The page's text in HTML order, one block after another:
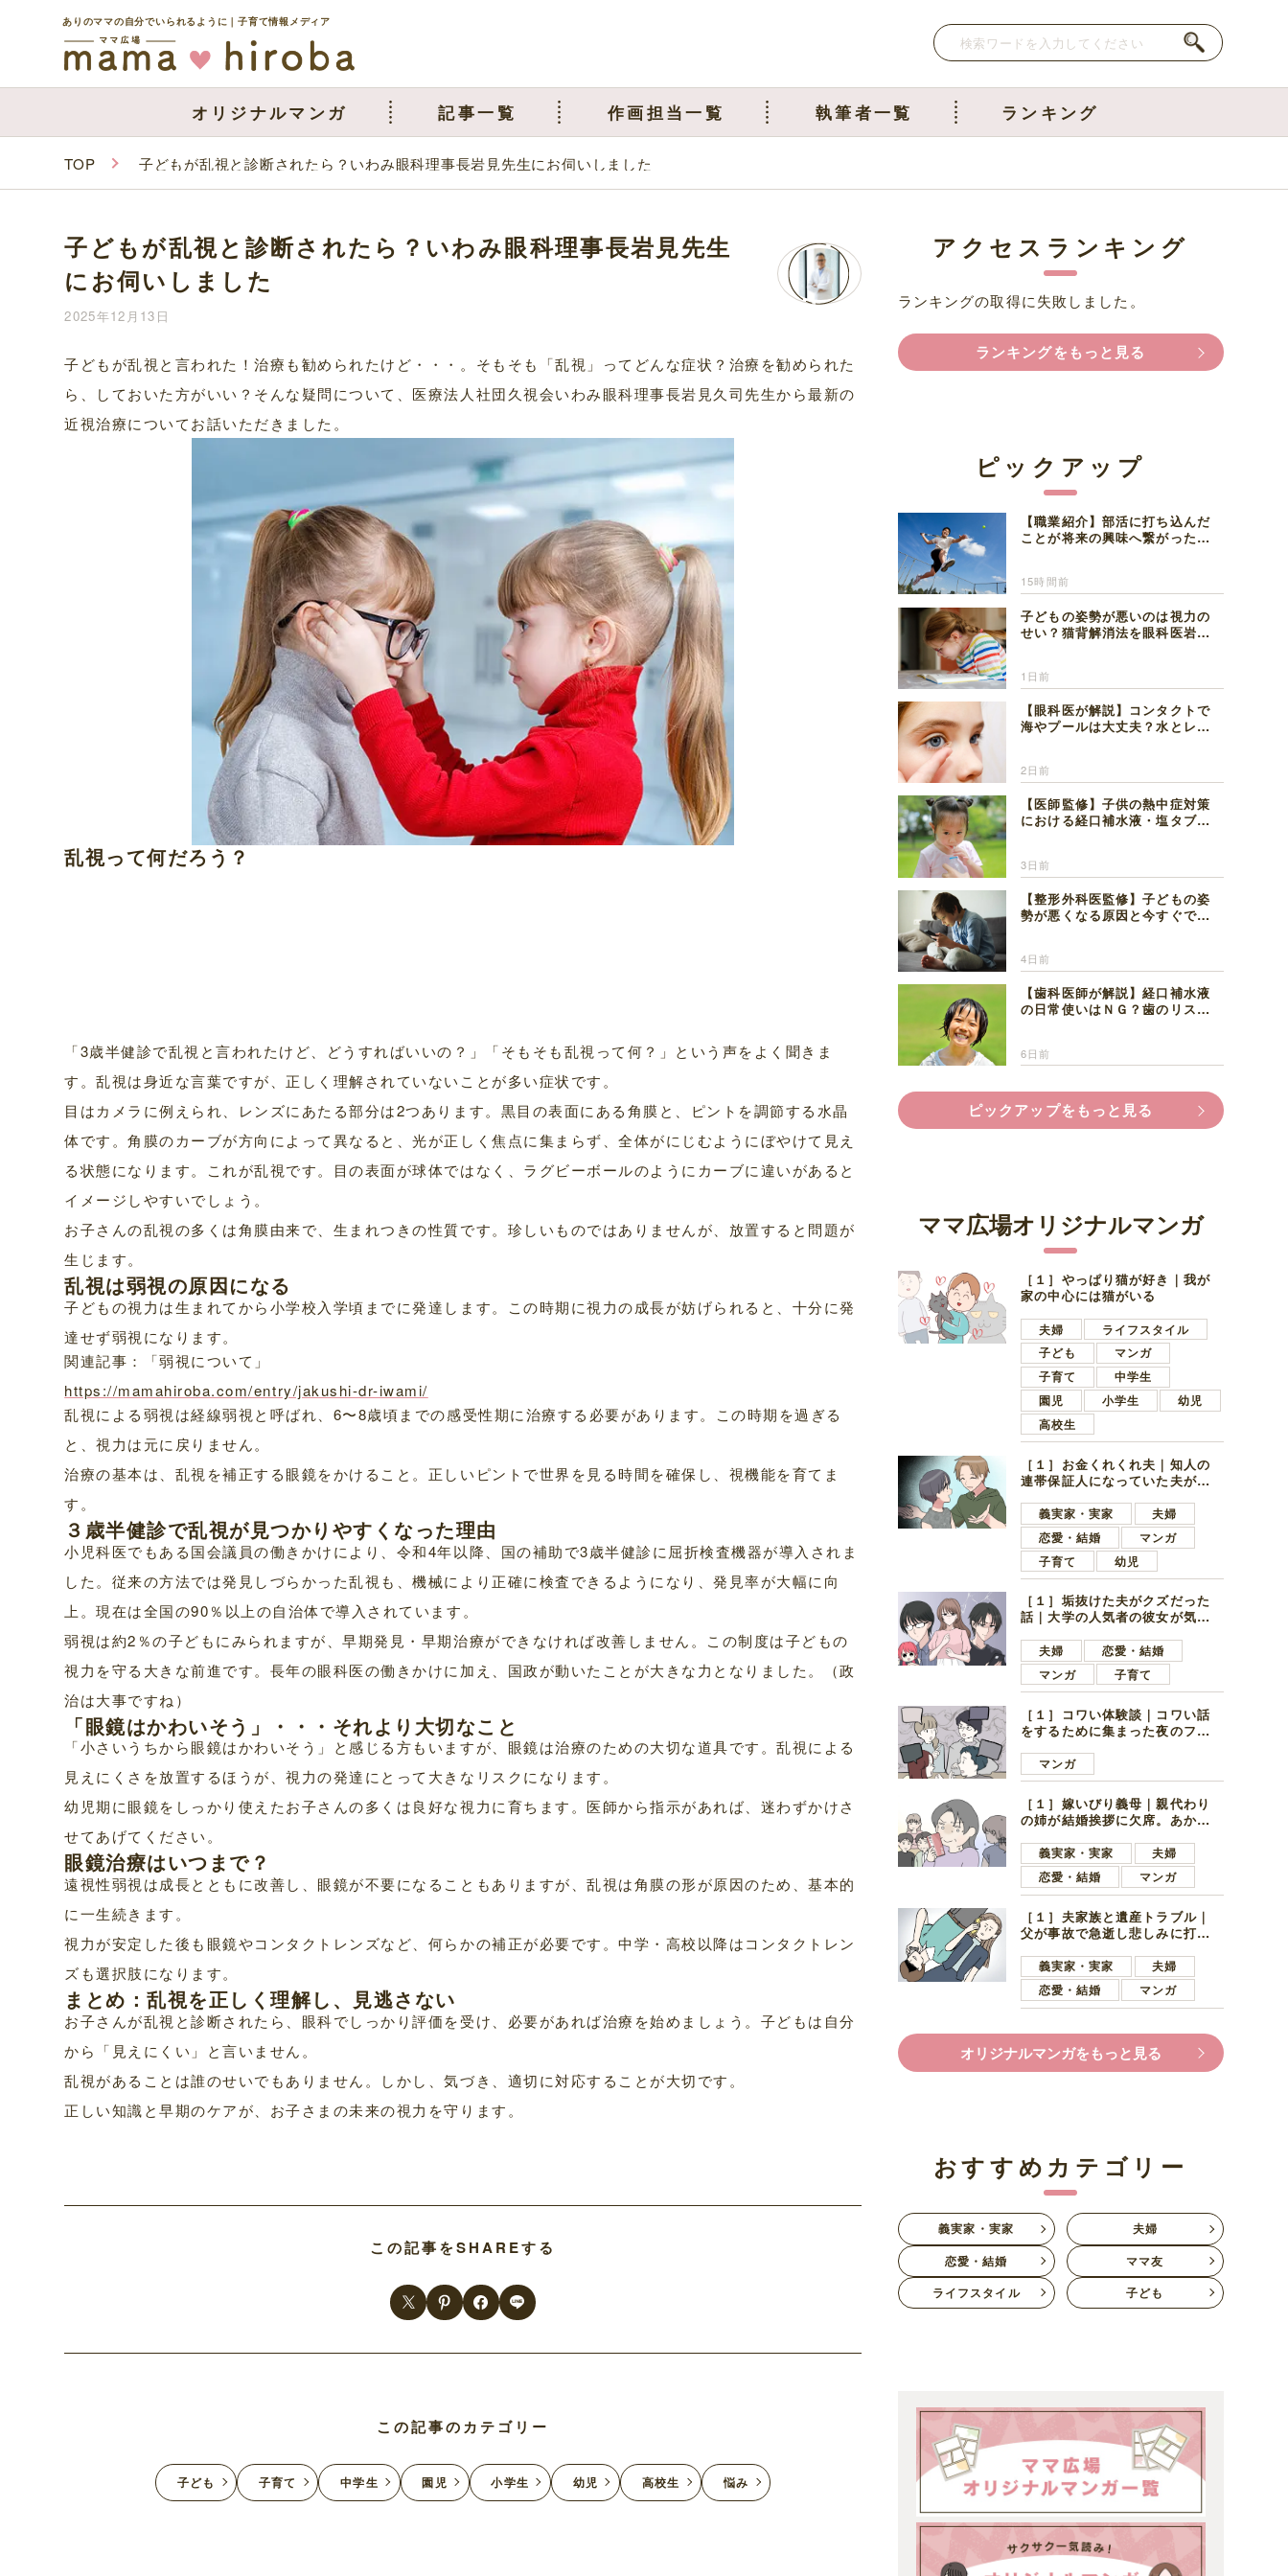
ありのママの自分でいられるように｜子育て情報メディア
オリジナルマンガ 記事一覧 作画担当一覧 執筆者一覧 ランキング
TOP 子どもが乱視と診断されたら？いわみ眼科理事長岩見先生にお伺いしました
子どもが乱視と診断されたら？いわみ眼科理事長岩見先生
にお伺いしました
2025年12月13日
子どもが乱視と言われた！治療も勧められたけど・・・。そもそも「乱視」ってどんな症状？治療を勧められた
ら、しておいた方がいい？そんな疑問について、医療法人社団久視会いわみ眼科理事長岩見久司先生から最新の
近視治療についてお話いただきました。
乱視って何だろう？
「3歳半健診で乱視と言われたけど、どうすればいいの？」「そもそも乱視って何？」という声をよく聞きま
す。乱視は身近な言葉ですが、正しく理解されていないことが多い症状です。
目はカメラに例えられ、レンズにあたる部分は2つあります。黒目の表面にある角膜と、ピントを調節する水晶
体です。角膜のカーブが方向によって異なると、光が正しく焦点に集まらず、全体がにじむようにぼやけて見え
る状態になります。これが乱視です。目の表面が球体ではなく、ラグビーボールのようにカーブに違いがあると
イメージしやすいでしょう。
お子さんの乱視の多くは角膜由来で、生まれつきの性質です。珍しいものではありませんが、放置すると問題が
生じます。
乱視は弱視の原因になる
子どもの視力は生まれてから小学校入学頃までに発達します。この時期に視力の成長が妨げられると、十分に発
達せず弱視になります。
関連記事：「弱視について」
https://mamahiroba.com/entry/jakushi-dr-iwami/
乱視による弱視は経線弱視と呼ばれ、6〜8歳頃までの感受性期に治療する必要があります。この時期を過ぎる
と、視力は元に戻りません。
治療の基本は、乱視を補正する眼鏡をかけること。正しいピントで世界を見る時間を確保し、視機能を育てま
す。
３歳半健診で乱視が見つかりやすくなった理由
小児科医でもある国会議員の働きかけにより、令和4年以降、国の補助で3歳半健診に屈折検査機器が導入されま
した。従来の方法では発見しづらかった乱視も、機械により正確に検査できるようになり、発見率が大幅に向
上。現在は全国の90％以上の自治体で導入されています。
弱視は約2％の子どもにみられますが、早期発見・早期治療ができなければ改善しません。この制度は子どもの
視力を守る大きな前進です。長年の眼科医の働きかけに加え、国政が動いたことが大きな力となりました。（政
治は大事ですね）
「眼鏡はかわいそう」・・・それより大切なこと
「小さいうちから眼鏡はかわいそう」と感じる方もいますが、眼鏡は治療のための大切な道具です。乱視による
見えにくさを放置するほうが、視力の発達にとって大きなリスクになります。
幼児期に眼鏡をしっかり使えたお子さんの多くは良好な視力に育ちます。医師から指示があれば、迷わずかけさ
せてあげてください。
眼鏡治療はいつまで？
遠視性弱視は成長とともに改善し、眼鏡が不要になることもありますが、乱視は角膜の形が原因のため、基本的
に一生続きます。
視力が安定した後も眼鏡やコンタクトレンズなど、何らかの補正が必要です。中学・高校以降はコンタクトレン
ズも選択肢になります。
まとめ：乱視を正しく理解し、見逃さない
お子さんが乱視と診断されたら、眼科でしっかり評価を受け、必要があれば治療を始めましょう。子どもは自分
から「見えにくい」と言いません。
乱視があることは誰のせいでもありません。しかし、気づき、適切に対応することが大切です。
正しい知識と早期のケアが、お子さまの未来の視力を守ります。
この記事をSHAREする
この記事のカテゴリー
子ども 子育て 中学生 園児 小学生 幼児 高校生 悩み
アクセスランキング
ランキングの取得に失敗しました。
ランキングをもっと見る
ピックアップ
【職業紹介】部活に打ち込んだ
ことが将来の興味へ繋がった。
15時間前
子どもの姿勢が悪いのは視力の
せい？猫背解消法を眼科医岩見
1日前
【眼科医が解説】コンタクトで
海やプールは大丈夫？水とレン
2日前
【医師監修】子供の熱中症対策
における経口補水液・塩タブレ
3日前
【整形外科医監修】子どもの姿
勢が悪くなる原因と今すぐでき
4日前
【歯科医師が解説】経口補水液
の日常使いはＮＧ？歯のリスク
6日前
ピックアップをもっと見る
ママ広場オリジナルマンガ
［１］やっぱり猫が好き｜我が
家の中心には猫がいる
夫婦
ライフスタイル
子ども
マンガ
子育て
中学生
園児
小学生
幼児
高校生
［１］お金くれくれ夫｜知人の
連帯保証人になっていた夫が家
言ってきた
義実家・実家
夫婦
恋愛・結婚
マンガ
子育て
幼児
［１］垢抜けた夫がクズだった
話｜大学の人気者の彼女が気に
子学生
夫婦
恋愛・結婚
マンガ
子育て
［１］コワい体験談｜コワい話
をするために集まった夜のファ
好きの男の子ママ
マンガ
［１］嫁いびり義母｜親代わり
の姉が結婚挨拶に欠席。あから
義実家・実家
夫婦
恋愛・結婚
マンガ
［１］夫家族と遺産トラブル｜
父が事故で急逝し悲しみに打ち
ます夫
義実家・実家
夫婦
恋愛・結婚
マンガ
オリジナルマンガをもっと見る
おすすめカテゴリー
義実家・実家
夫婦
恋愛・結婚
ママ友
ライフスタイル
子ども